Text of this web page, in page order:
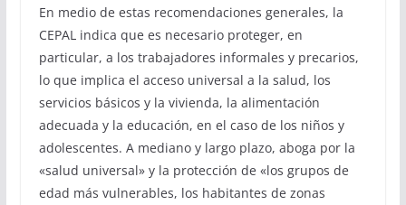
En medio de estas recomendaciones generales, la
CEPAL indica que es necesario proteger, en
particular, a los trabajadores informales y precarios,
lo que implica el acceso universal a la salud, los
servicios básicos y la vivienda, la alimentación
adecuada y la educación, en el caso de los niños y
adolescentes. A mediano y largo plazo, aboga por la
«salud universal» y la protección de «los grupos de
edad más vulnerables, los habitantes de zonas